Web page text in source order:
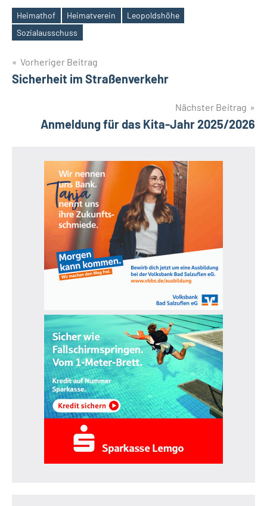
Schlagwörter
Heimathof Heimatverein
Leopoldshöhe
Sozialausschuss
Beitragsnavigation
Vorheriger Beitrag
Sicherheit im Straßenverkehr
Nächster Beitrag
Anmeldung für das Kita-Jahr 2025/2026